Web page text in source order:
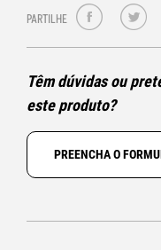
PARTILHE
Têm dúvidas ou
este produto?
PREENCHA O